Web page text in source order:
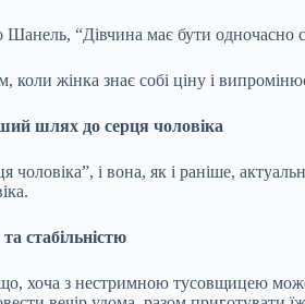
Шанель, “Дівчина має бути одночасно
коли жінка знає собі ціну і
шлях до серця чоловіка
чоловіка”, і вона, як і раніше,
стабільністю
хоча з нестримною тусовщицею